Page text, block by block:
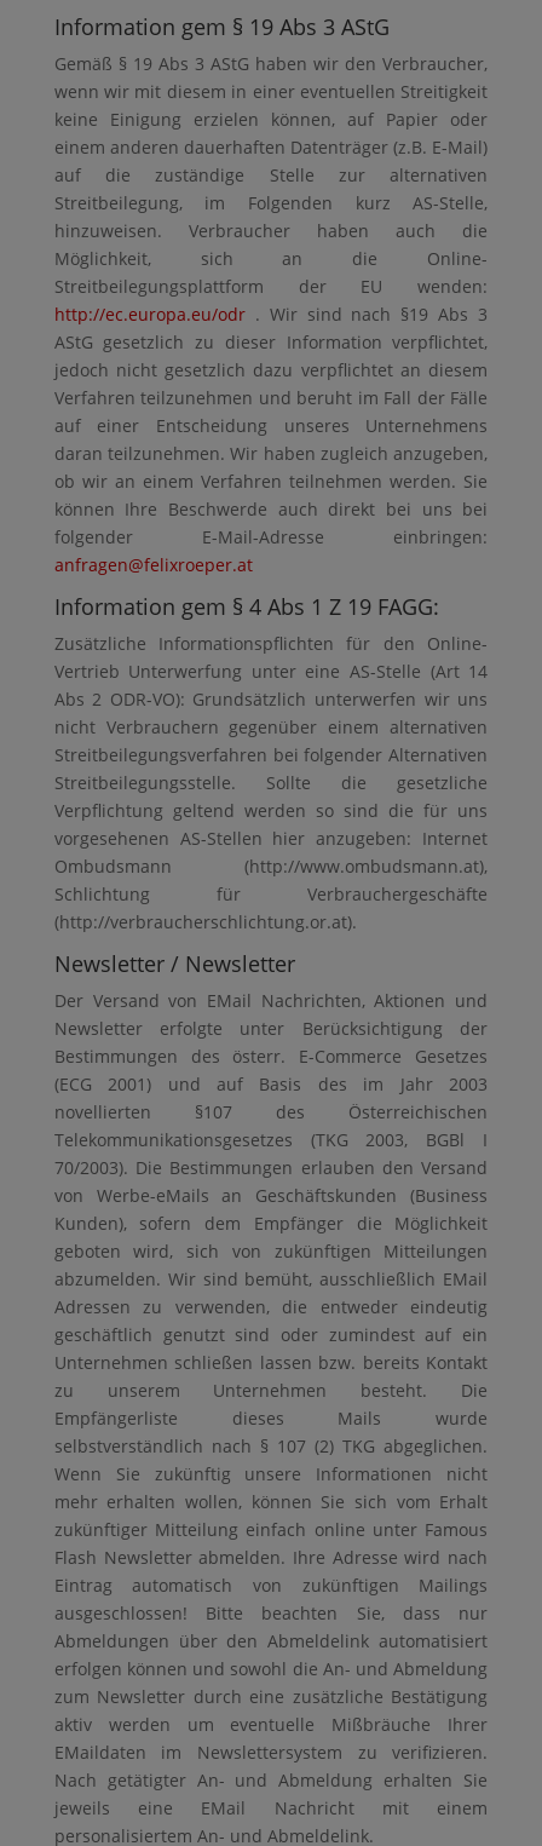
Information gem § 19 Abs 3 AStG
Gemäß § 19 Abs 3 AStG haben wir den Verbraucher,
wenn wir mit diesem in einer eventuellen Streitigkeit
keine Einigung erzielen können, auf Papier oder
einem anderen dauerhaften Datenträger (z.B. E-Mail)
auf die zuständige Stelle zur alternativen
Streitbeilegung, im Folgenden kurz AS-Stelle,
hinzuweisen. Verbraucher haben auch die
Möglichkeit, sich an die Online-
Streitbeilegungsplattform der EU wenden:
http://ec.europa.eu/odr. Wir sind nach §19 Abs 3
AStG gesetzlich zu dieser Information verpflichtet,
jedoch nicht gesetzlich dazu verpflichtet an diesem
Verfahren teilzunehmen und beruht im Fall der Fälle
auf einer Entscheidung unseres Unternehmens
daran teilzunehmen. Wir haben zugleich anzugeben,
ob wir an einem Verfahren teilnehmen werden. Sie
können Ihre Beschwerde auch direkt bei uns bei
folgender E-Mail-Adresse einbringen:
anfragen@felixroeper.at
Information gem § 4 Abs 1 Z 19 FAGG:
Zusätzliche Informationspflichten für den Online-
Vertrieb Unterwerfung unter eine AS-Stelle (Art 14
Abs 2 ODR-VO): Grundsätzlich unterwerfen wir uns
nicht Verbrauchern gegenüber einem alternativen
Streitbeilegungsverfahren bei folgender Alternativen
Streitbeilegungsstelle. Sollte die gesetzliche
Verpflichtung geltend werden so sind die für uns
vorgesehenen AS-Stellen hier anzugeben: Internet
Ombudsmann (http://www.ombudsmann.at),
Schlichtung für Verbrauchergeschäfte
(http://verbraucherschlichtung.or.at).
Newsletter / Newsletter
Der Versand von EMail Nachrichten, Aktionen und
Newsletter erfolgte unter Berücksichtigung der
Bestimmungen des österr. E-Commerce Gesetzes
(ECG 2001) und auf Basis des im Jahr 2003
novellierten §107 des Österreichischen
Telekommunikationsgesetzes (TKG 2003, BGBl I
70/2003). Die Bestimmungen erlauben den Versand
von Werbe-eMails an Geschäftskunden (Business
Kunden), sofern dem Empfänger die Möglichkeit
geboten wird, sich von zukünftigen Mitteilungen
abzumelden. Wir sind bemüht, ausschließlich EMail
Adressen zu verwenden, die entweder eindeutig
geschäftlich genutzt sind oder zumindest auf ein
Unternehmen schließen lassen bzw. bereits Kontakt
zu unserem Unternehmen besteht. Die
Empfängerliste dieses Mails wurde
selbstverständlich nach § 107 (2) TKG abgeglichen.
Wenn Sie zukünftig unsere Informationen nicht
mehr erhalten wollen, können Sie sich vom Erhalt
zukünftiger Mitteilung einfach online unter Famous
Flash Newsletter abmelden. Ihre Adresse wird nach
Eintrag automatisch von zukünftigen Mailings
ausgeschlossen! Bitte beachten Sie, dass nur
Abmeldungen über den Abmeldelink automatisiert
erfolgen können und sowohl die An- und Abmeldung
zum Newsletter durch eine zusätzliche Bestätigung
aktiv werden um eventuelle Mißbräuche Ihrer
EMaildaten im Newslettersystem zu verifizieren.
Nach getätigter An- und Abmeldung erhalten Sie
jeweils eine EMail Nachricht mit einem
personalisiertem An- und Abmeldelink.